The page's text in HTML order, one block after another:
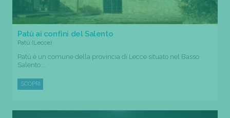
Patù ai confini del Salento
Patù (Lecce)
Patù è un comune della provincia di Lecce situato nel Basso
Salento....
SCOPRI